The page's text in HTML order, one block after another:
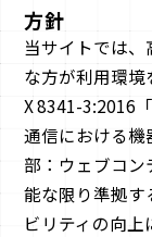
方針
当サイトでは
な方が利用環
X 8341-3:2016
通信における
部：ウェブコ
能な限り準拠す
ビリティの向上